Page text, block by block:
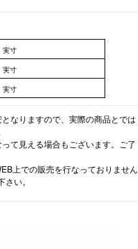
実寸
実寸
実寸
なりますので、実際の商品とでは
て見える場合もございます。ご了
上での販売を行なっておりません
い。